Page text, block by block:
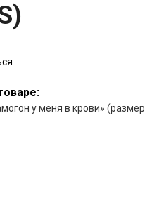
у меня в крови» (размер